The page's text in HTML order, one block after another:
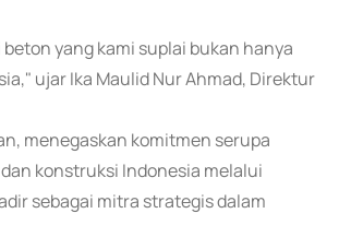
yang kami suplai bukan hanya
ujar Ika Maulid Nur Ahmad, Direktur
menegaskan komitmen serupa
konstruksi Indonesia melalui
sebagai mitra strategis dalam